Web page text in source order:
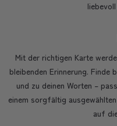
Mit der richtigen Karte
bleibenden Erinnerung. Finde
und zu deinen Worten –
einem sorgfältig
auf